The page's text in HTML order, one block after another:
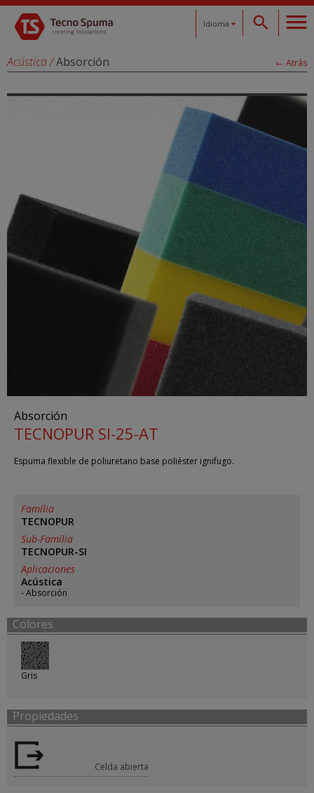
Idioma
Español
Català
Deutsch
Acústica/Absorción ← Atrás
Absorción
TECNOPUR SI-25-AT
Espuma flexible de poliuretano base poliéster ignifugo.
Família
TECNOPUR
Sub-Família
TECNOPUR-SI
Aplicaciones
Acústica
Absorción
Colores
Gris
Propiedades
Celda abierta